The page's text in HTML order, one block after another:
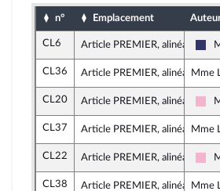
n° Emplacement
CL6 Article PREMIER, alinéa 37
CL36 Article PREMIER, alinéa 42Mme
CL20 Article PREMIER, alinéa 44
CL37 Article PREMIER, alinéa 47Mme
CL22 Article PREMIER, alinéa 48
CL38 Article PREMIER, alinéa 49Mme